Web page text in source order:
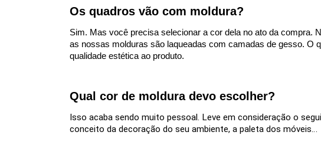
Os quadros vão com moldura?
Sim. Mas você precisa selecionar a cor dela no ato da compra.
as nossas molduras são laqueadas com camadas de gesso. O
qualidade estética ao produto.
Qual cor de moldura devo escolher?
Isso acaba sendo muito pessoal. Leve em consideração o
conceito da decoração do seu ambiente, a paleta dos móveis…